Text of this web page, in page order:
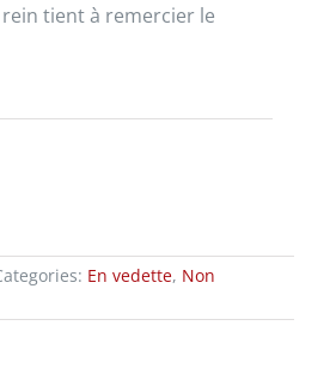
tient à remercier le
En vedette, Non